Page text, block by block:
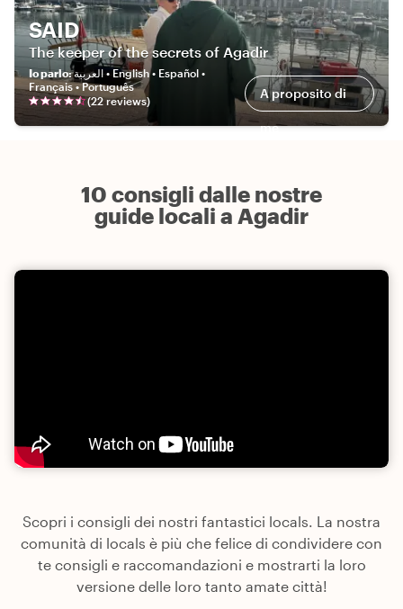
SAID
The keeper of the secrets of Agadir
Io parlo:العربية • English • Español •
Français • Português
(22reviews) A proposito di
me
10 consigli dalle nostre
guide locali a Agadir
Scopri i consigli dei nostri fantastici locals. La nostra
comunità di locals è più che felice di condividere con
te consigli e raccomandazioni e mostrarti la loro
versione delle loro tanto amate città!